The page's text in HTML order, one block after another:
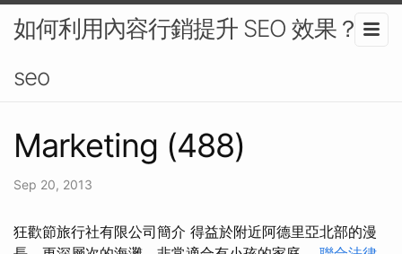
如何利用內容行銷提升 SEO 效果？-
seo
Marketing (488)
Sep 20, 2013
狂歡節旅行社有限公司簡介 得益於附近阿德里亞北部的漫